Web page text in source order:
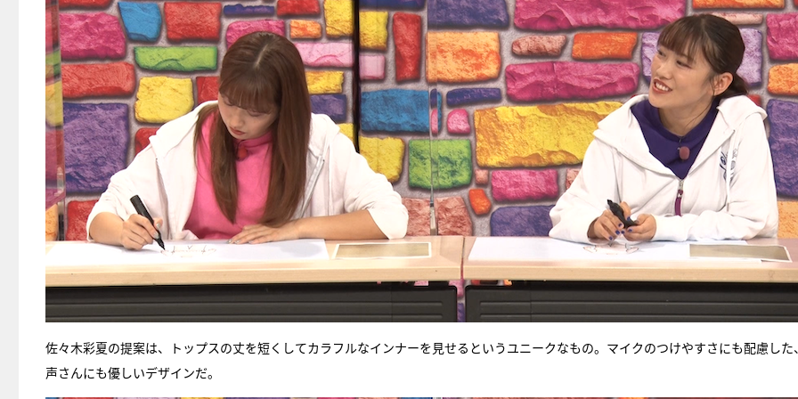
佐々木彩夏の提案は、トップスの丈を短くしてカラフルなインナーを見せるというユニークなもの。マイクのつけやすさにも配慮した
声さんにも優しいデザインだ。